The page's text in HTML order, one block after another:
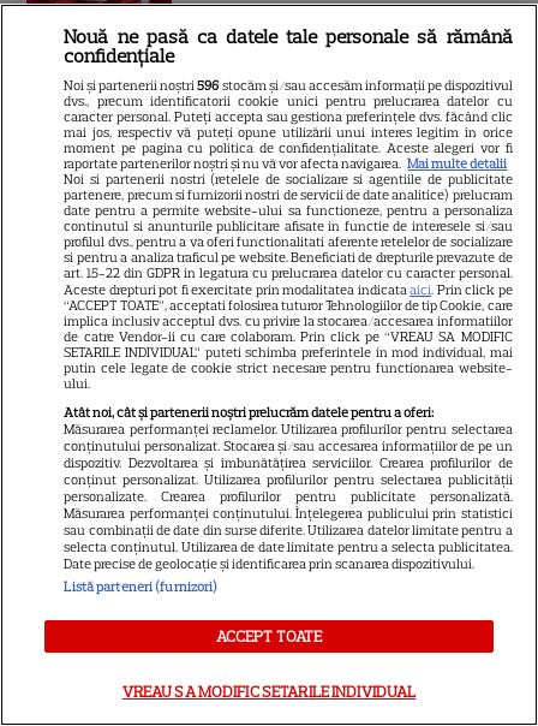
DISNEY PLUS
„Diavolul se îmbracă de la
Prada 2” s-a lansat pe Disney+.
Meryl Streep și Anne
Hathaway revin la revista
Runway
9
VEDETE STRĂINE
Meryl Streep, gest
impresionant pentru Anne
Hathaway și Emily Blunt la
„Diavolul se îmbracă de la
Prada 2”. Ce salarii ar fi primit
actrițele
13
VEDETE STRĂINE
Tom Holland, decizie radicală
pentru noul său film! Ce
promisiune a făcut actorul
după momentele virale în care
a făcut senzație prin dans
SKYSHOWTIME
Nouă ne pasă ca datele tale personale să rămână
confidențiale
Noi și partenerii noștri596 stocăm și/sau accesăm informații pe dispozitivul
dvs., precum identificatorii cookie unici pentru prelucrarea datelor cu
caracter personal. Puteți accepta sau gestiona preferințele dvs. făcând clic
mai jos, respectiv vă puteți opune utilizării unui interes legitim în orice
moment pe pagina cu politica de confidențialitate. Aceste alegeri vor fi
raportate partenerilor noștri și nu vă vor afecta navigarea. Mai multe detalii
Noi si partenerii nostri (retelele de socializare si agentiile de publicitate
partenere, precum si furnizorii nostri de servicii de date analitice) prelucram
date pentru a permite website-ului sa functioneze, pentru a personaliza
continutul si anunturile publicitare afisate in functie de interesele si/sau
profilul dvs., pentru a va oferi functionalitati aferente retelelor de socializare
si pentru a analiza traficul pe website. Beneficiati de drepturile prevazute de
art. 15-22 din GDPR in legatura cu prelucrarea datelor cu caracter personal.
Aceste drepturi pot fi exercitate prin modalitatea indicataaici. Prin click pe
“ACCEPT TOATE”, acceptati folosirea tuturor Tehnologiilor de tip Cookie, care
implica inclusiv acceptul dvs. cu privire la stocarea/accesarea informatiilor
de catre Vendor-ii cu care colaboram. Prin click pe “VREAU SA MODIFIC
SETARILE INDIVIDUAL” puteti schimba preferintele in mod individual, mai
putin cele legate de cookie strict necesare pentru functionarea website-
ului.
Atât noi, cât și partenerii noștri prelucrăm datele pentru a oferi:
Măsurarea performanței reclamelor. Utilizarea profilurilor pentru selectarea
conținutului personalizat. Stocarea și/sau accesarea informațiilor de pe un
dispozitiv. Dezvoltarea și îmbunătățirea serviciilor. Crearea profilurilor de
conținut personalizat. Utilizarea profilurilor pentru selectarea publicității
personalizate. Crearea profilurilor pentru publicitate personalizată.
Măsurarea performanței conținutului. Înțelegerea publicului prin statistici
sau combinații de date din surse diferite. Utilizarea datelor limitate pentru a
selecta conținutul. Utilizarea de date limitate pentru a selecta publicitatea.
Date precise de geolocație și identificarea prin scanarea dispozitivului.
Listă parteneri (furnizori)
ACCEPT TOATE
VREAU SA MODIFIC SETARILE INDIVIDUAL